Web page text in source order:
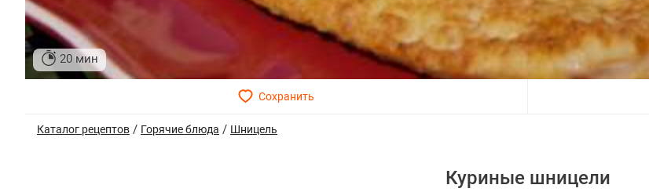
20 мин
Каталог рецептов / Горячие блюда / Шницель
Куриные шницели